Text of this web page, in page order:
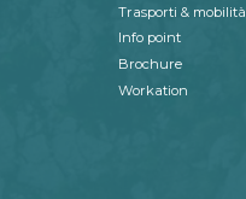
Trasporti & mobilità
Info point
Brochure
Workation